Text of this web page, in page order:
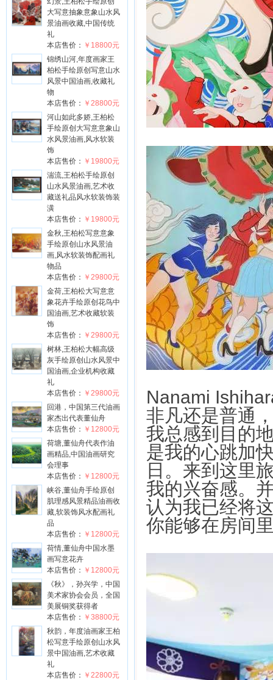
大写意抽象意象山水风
景油画收藏,中国传统
礼
本店售价： ￥18800元
锦绣山河,年度画家王
柏松手绘原创写意山水
风景中国油画,收藏礼
物
本店售价： ￥28800元
河山如此多娇,王柏松
手绘原创大写意意象山
水风景油画,风水软装
饰
本店售价： ￥19800元
湍流,王柏松手绘原创
山水风景油画,艺术收
藏送礼品风水软装饰装
潢
本店售价： ￥19800元
金秋,王柏松写意意象
手绘原创山水风景油
画,风水软装饰配画礼
物品
本店售价： ￥29800元
金荷,王柏松大写意意
象花卉手绘原创花鸟中
国油画,艺术收藏软装
饰
本店售价： ￥29800元
树林,王柏松大幅高级
灰手绘原创山水风景中
国油画,企业机构收藏
礼
本店售价： ￥29800元
回港，中国第三代油画
家杰出代表董仙舟
本店售价： ￥12800元
荷塘,董仙舟代表作油
画精品,中国油画研究
会理事
本店售价： ￥12800元
峡谷,董仙舟手绘原创
肌理感风景精品油画收
藏,软装饰风水配画礼
品
本店售价： ￥12800元
荷情,董仙舟中国水墨
画写意花卉
本店售价： ￥12800元
《秋》，孙兴学，中国
美术家协会会员，全国
美展铜奖获得者
本店售价： ￥38800元
秋韵，年度油画家王柏
松写意手绘原创山水风
景中国油画,艺术收藏
礼
本店售价： ￥22800元
Nanami
非凡还是普通
我总感到目的
是我的心跳加
日。来到这里
我的兴奋感。
认为我已经将
你能够在房间